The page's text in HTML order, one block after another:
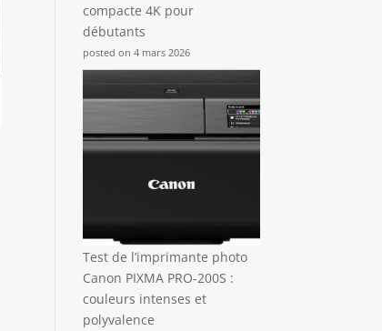
compacte 4K pour
débutants
posted on 4 mars 2026
Test de l’imprimante photo
Canon PIXMA PRO-200S :
couleurs intenses et
polyvalence